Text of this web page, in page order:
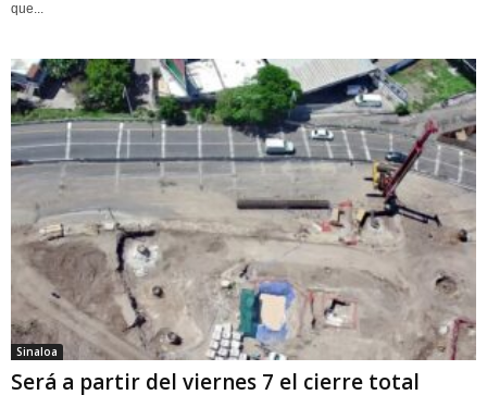
que...
Sinaloa
Será a partir del viernes 7 el cierre total